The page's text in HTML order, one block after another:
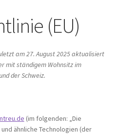
(EU)
am 27. August 2025 aktualisiert
mit ständigem Wohnsitz im
der Schweiz.
(im folgenden: „Die
ähnliche Technologien (der